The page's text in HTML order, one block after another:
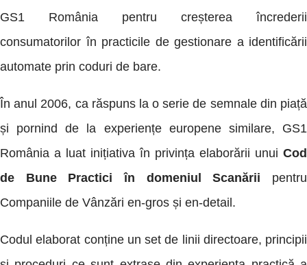
GS1 România pentru creșterea încrederii
consumatorilor în practicile de gestionare a identificării
automate prin coduri de bare.
În anul 2006, ca răspuns la o serie de semnale din piață
și pornind de la experiențe europene similare, GS1
România a luat inițiativa în privința elaborării unui Cod
de Bune Practici în domeniul Scanării pentru
Companiile de Vânzări en-gros și en-detail.
Codul elaborat conține un set de linii directoare, principii